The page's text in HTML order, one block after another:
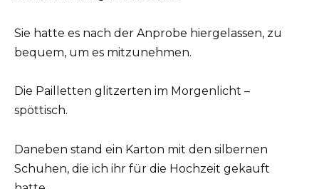
Sie hatte es nach der Anprobe hiergelassen, zu
bequem, um es mitzunehmen.
Die Pailletten glitzerten im Morgenlicht –
spöttisch.
Daneben stand ein Karton mit den silbernen
Schuhen, die ich ihr für die Hochzeit gekauft